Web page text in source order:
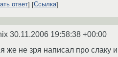
ответ Ссылка
30.11.2006 19:58:38 +00:00
я же не зря написал про слаку